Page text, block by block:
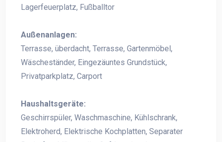
Lagerfeuerplatz, Fußballtor
Außenanlagen:
Terrasse, überdacht, Terrasse, Gartenmöbel,
Wäscheständer, Eingezäuntes Grundstück,
Privatparkplatz, Carport
Haushaltsgeräte:
Geschirrspüler, Waschmaschine, Kühlschrank,
Elektroherd, Elektrische Kochplatten, Separater